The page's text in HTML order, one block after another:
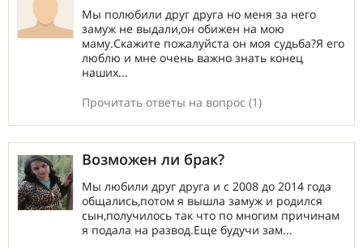
Мы полюбили друг друга но меня за него
замуж не выдали,он обижен на мою
маму.Скажите пожалуйста он моя судьба?Я его
люблю и мне очень важно знать конец
наших...
Прочитать ответы на вопрос (1)
Возможен ли брак?
Мы любили друг друга и с 2008 до 2014 года
общались,потом я вышла замуж и родился
сын,получилось так что по многим причинам
я подала на развод.Еще будучи зам...